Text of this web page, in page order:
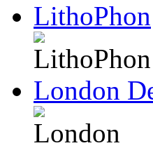
LithoPhon
London